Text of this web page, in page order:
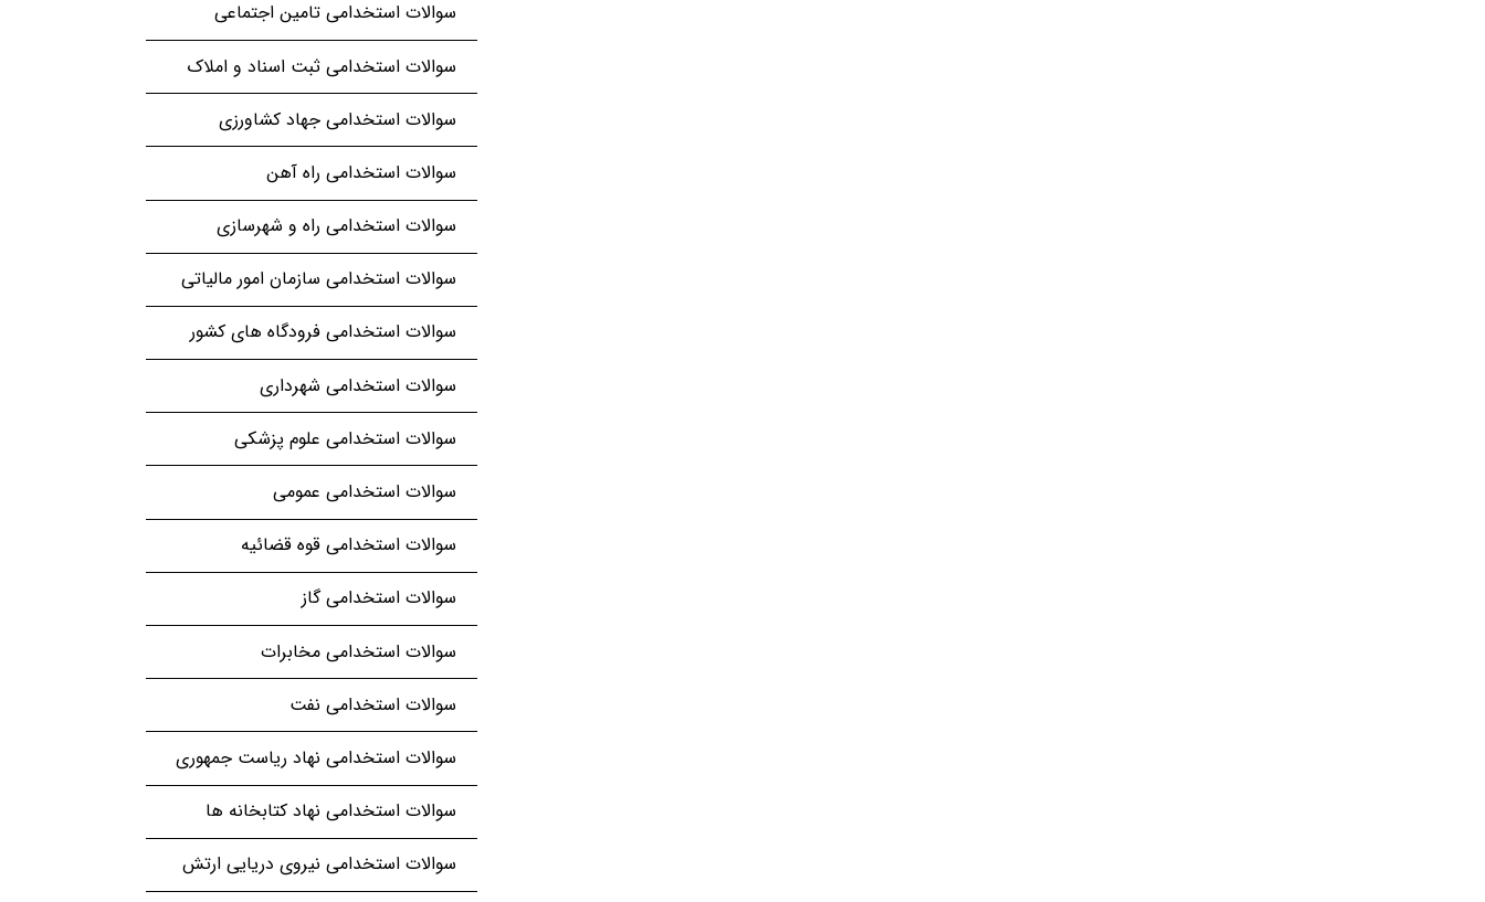
سوالات استخدامی تامین اجتماعی
سوالات استخدامی ثبت اسناد و املاک
سوالات استخدامی جهاد کشاورزی
سوالات استخدامی راه آهن
سوالات استخدامی راه و شهرسازی
سوالات استخدامی سازمان امور مالیاتی
سوالات استخدامی فرودگاه های کشور
سوالات استخدامی شهرداری
سوالات استخدامی علوم پزشکی
سوالات استخدامی عمومی
سوالات استخدامی قوه قضائیه
سوالات استخدامی گاز
سوالات استخدامی مخابرات
سوالات استخدامی نفت
سوالات استخدامی نهاد ریاست جمهوری
سوالات استخدامی نهاد کتابخانه ها
سوالات استخدامی نیروی دریایی ارتش